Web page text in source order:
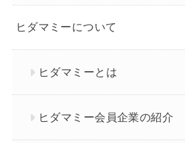
ヒダマミーについて
ヒダマミーとは
ヒダマミー会員企業の紹介